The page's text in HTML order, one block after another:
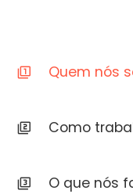
Quem nós
Como
O que nós